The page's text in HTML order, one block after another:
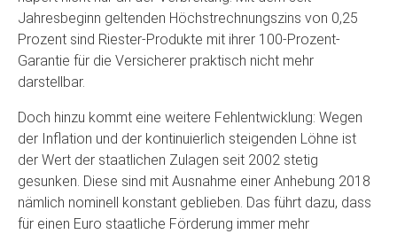
Jahresbeginn geltenden Höchstrechnungszins von 0,25
Prozent sind Riester-Produkte mit ihrer 100-Prozent-
Garantie für die Versicherer praktisch nicht mehr
darstellbar.
Doch hinzu kommt eine weitere Fehlentwicklung: Wegen
der Inflation und der kontinuierlich steigenden Löhne ist
der Wert der staatlichen Zulagen seit 2002 stetig
gesunken. Diese sind mit Ausnahme einer Anhebung 2018
nämlich nominell konstant geblieben. Das führt dazu, dass
für einen Euro staatliche Förderung immer mehr